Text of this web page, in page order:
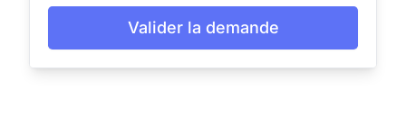
Valider la demande